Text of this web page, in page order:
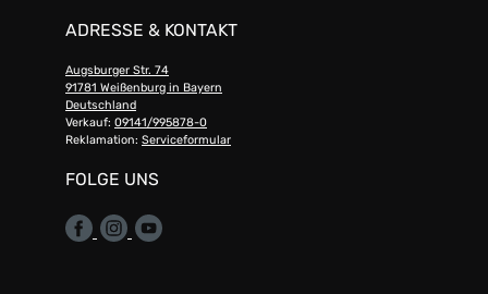
ADRESSE & KONTAKT
Augsburger Str. 74
91781 Weißenburg in Bayern
Deutschland
Verkauf: 09141/995878-0
Reklamation: Serviceformular
FOLGE UNS